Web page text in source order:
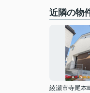
近隣の物
綾瀬市寺尾本